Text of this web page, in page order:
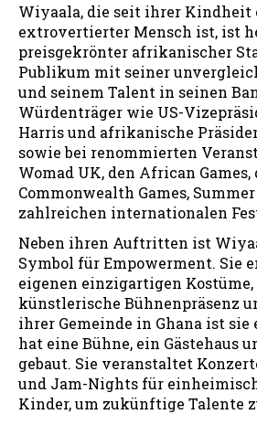
Wiyaala, die seit ihrer Kindheit
extrovertierter Mensch ist, ist
preisgekrönter afrikanischer
Publikum mit seiner
und seinem Talent in seinen
Würdenträger wie US-
Harris und afrikanische
sowie bei renommierten
Womad UK, den African Games,
Commonwealth Games,
zahlreichen internationalen
Neben ihren Auftritten ist
Symbol für Empowerment. Sie
eigenen einzigartigen
künstlerische Bühnenpräsenz
ihrer Gemeinde in Ghana ist sie
hat eine Bühne, ein Gästehaus
gebaut. Sie veranstaltet
und Jam-Nights für
Kinder, um zukünftige Talente